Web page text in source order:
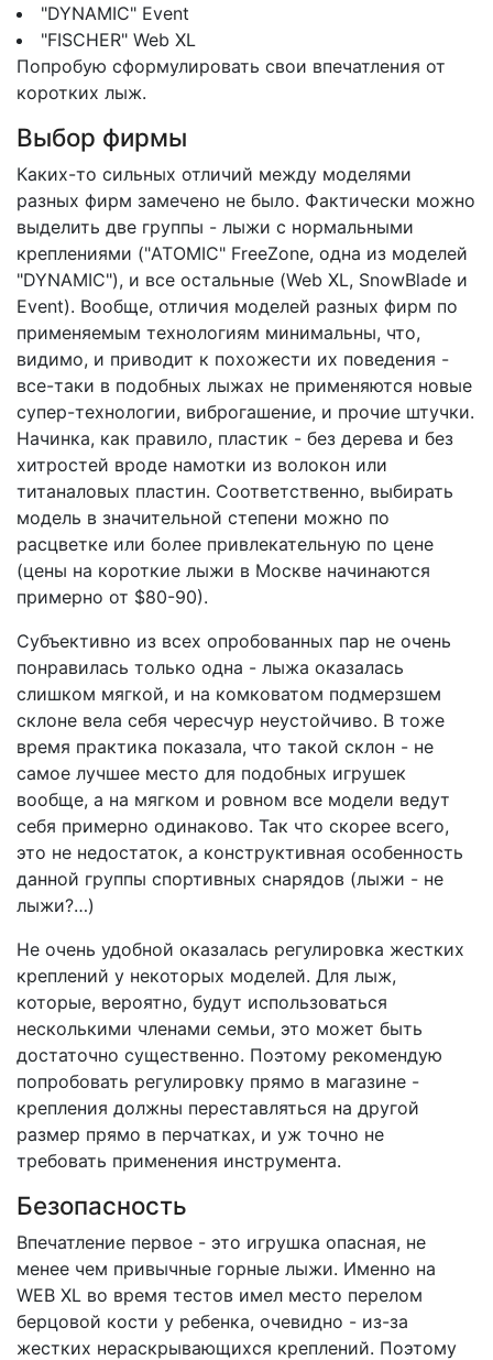
"DYNAMIC" Event
"FISCHER" Web XL
Попробую сформулировать свои впечатления от
коротких лыж.
Выбор фирмы
Каких-то сильных отличий между моделями
разных фирм замечено не было. Фактически можно
выделить две группы - лыжи с нормальными
креплениями ("ATOMIC" FreeZone, одна из моделей
"DYNAMIC"), и все остальные (Web XL, SnowBlade и
Event). Вообще, отличия моделей разных фирм по
применяемым технологиям минимальны, что,
видимо, и приводит к похожести их поведения -
все-таки в подобных лыжах не применяются новые
супер-технологии, виброгашение, и прочие штучки.
Начинка, как правило, пластик - без дерева и без
хитростей вроде намотки из волокон или
титаналовых пластин. Соответственно, выбирать
модель в значительной степени можно по
расцветке или более привлекательную по цене
(цены на короткие лыжи в Москве начинаются
примерно от $80-90).
Субъективно из всех опробованных пар не очень
понравилась только одна - лыжа оказалась
слишком мягкой, и на комковатом подмерзшем
склоне вела себя чересчур неустойчиво. В тоже
время практика показала, что такой склон - не
самое лучшее место для подобных игрушек
вообще, а на мягком и ровном все модели ведут
себя примерно одинаково. Так что скорее всего,
это не недостаток, а конструктивная особенность
данной группы спортивных снарядов (лыжи - не
лыжи?…)
Не очень удобной оказалась регулировка жестких
креплений у некоторых моделей. Для лыж,
которые, вероятно, будут использоваться
несколькими членами семьи, это может быть
достаточно существенно. Поэтому рекомендую
попробовать регулировку прямо в магазине -
крепления должны переставляться на другой
размер прямо в перчатках, и уж точно не
требовать применения инструмента.
Безопасность
Впечатление первое - это игрушка опасная, не
менее чем привычные горные лыжи. Именно на
WEB XL во время тестов имел место перелом
берцовой кости у ребенка, очевидно - из-за
жестких нераскрывающихся креплений. Поэтому